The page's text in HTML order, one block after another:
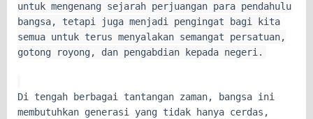
untuk mengenang sejarah perjuangan para pendahulu
bangsa, tetapi juga menjadi pengingat bagi kita
semua untuk terus menyalakan semangat persatuan,
gotong royong, dan pengabdian kepada negeri.
Di tengah berbagai tantangan zaman, bangsa ini
membutuhkan generasi yang tidak hanya cerdas,